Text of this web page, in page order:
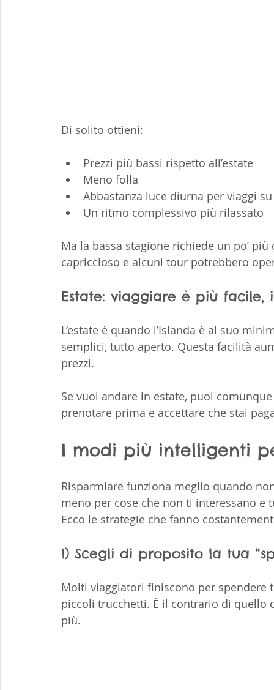
Di solito ottieni:
Prezzi più bassi rispetto all’estate
Meno folla
Abbastanza luce diurna per viaggi
Un ritmo complessivo più rilassato
Ma la bassa stagione richiede un po’
capriccioso e alcuni tour potrebbero
Estate: viaggiare è più facile,
L’estate è quando l’Islanda è al suo
semplici, tutto aperto. Questa facilità
prezzi.
Se vuoi andare in estate, puoi
prenotare prima e accettare che stai
I modi più intelligenti
Risparmiare funziona meglio quando
meno per cose che non ti interessano
Ecco le strategie che fanno
1) Scegli di proposito la tua
Molti viaggiatori finiscono per
piccoli trucchetti. È il contrario di quello
più.